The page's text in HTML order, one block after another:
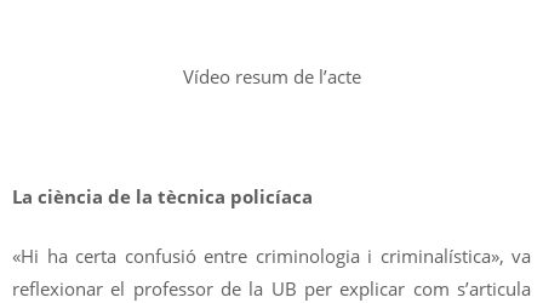
Vídeo resum de l’acte
La ciència de la tècnica policíaca
«Hi ha certa confusió entre criminologia i criminalística», va
reflexionar el professor de la UB per explicar com s’articula